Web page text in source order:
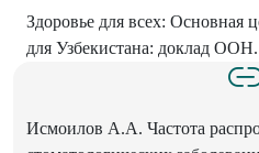
Здоровье для всех: Основная
для Узбекистана: доклад
Исмоилов А.А. Частота